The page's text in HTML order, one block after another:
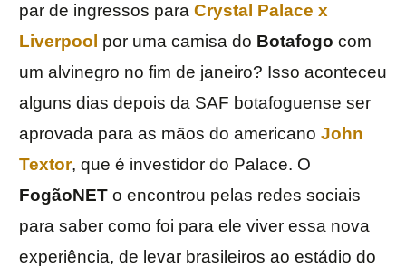
par de ingressos para Crystal Palace x
Liverpool por uma camisa do Botafogo com
um alvinegro no fim de janeiro? Isso aconteceu
alguns dias depois da SAF botafoguense ser
aprovada para as mãos do americano John
Textor, que é investidor do Palace. O
FogãoNET o encontrou pelas redes sociais
para saber como foi para ele viver essa nova
experiência, de levar brasileiros ao estádio do